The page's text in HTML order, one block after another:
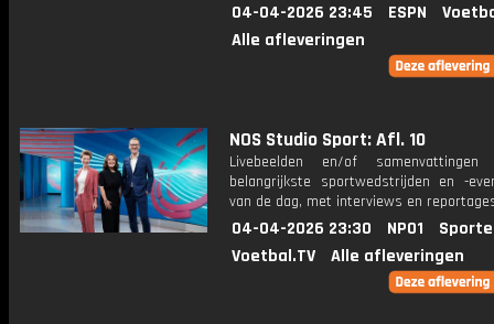
04-04-2026 23:45 ESPN
Alle afleveringen
NOS Studio Sport: Afl. 10
Livebeelden en/of
belangrijkste sportwedstrijden en -
van de dag, met interviews en
04-04-2026 23:30 NPO1
Voetbal.TV
Alle afleveringen